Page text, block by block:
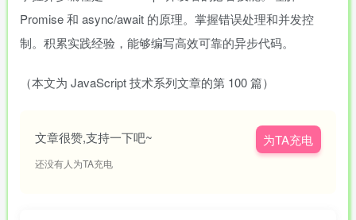
Promise 和 async/await 的原理。掌握错误处理和并发控
制。积累实践经验，能够编写高效可靠的异步代码。
（本文为 JavaScript 技术系列文章的第 100 篇）
文章很赞,支持一下吧~
还没有人为TA充电
为TA充电